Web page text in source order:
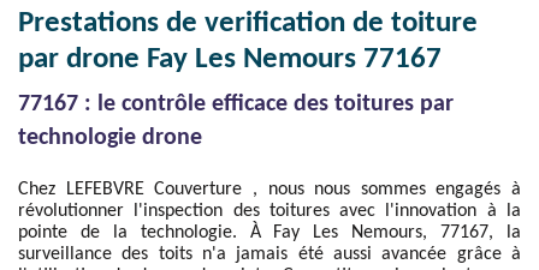
Prestations de verification de toiture
par drone Fay Les Nemours 77167
77167 : le contrôle efficace des toitures par
technologie drone
Chez LEFEBVRE Couverture , nous nous sommes engagés à
révolutionner l'inspection des toitures avec l'innovation à la
pointe de la technologie. À Fay Les Nemours, 77167, la
surveillance des toits n'a jamais été aussi avancée grâce à